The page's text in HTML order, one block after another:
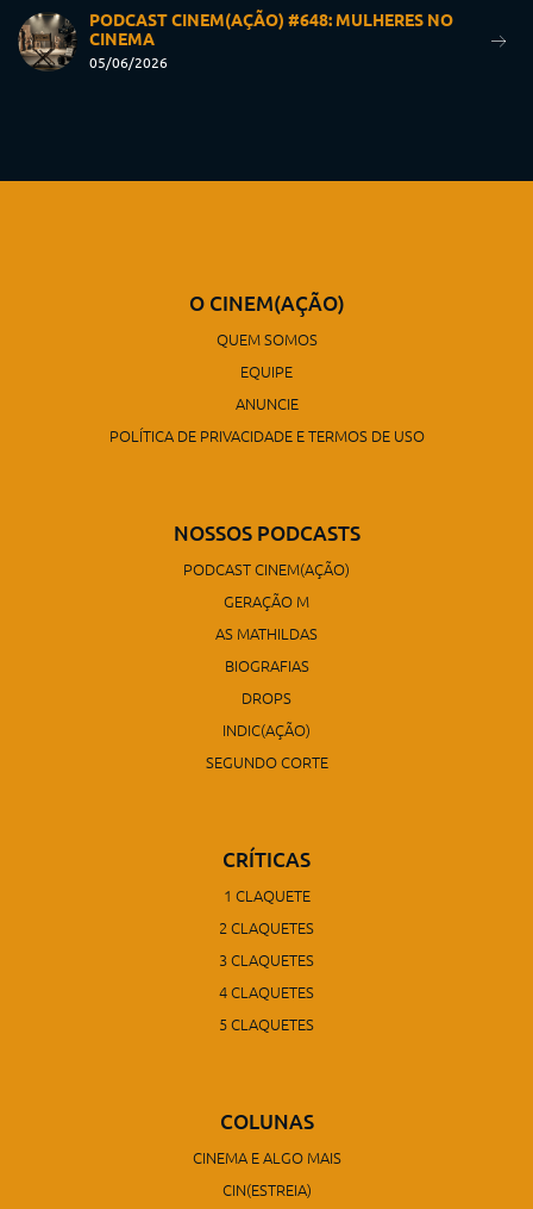
PODCAST CINEM(AÇÃO) #648: MULHERES NO
CINEMA
05/06/2026
O CINEM(AÇÃO)
QUEM SOMOS
EQUIPE
ANUNCIE
POLÍTICA DE PRIVACIDADE E TERMOS DE USO
NOSSOS PODCASTS
PODCAST CINEM(AÇÃO)
GERAÇÃO M
AS MATHILDAS
BIOGRAFIAS
DROPS
INDIC(AÇÃO)
SEGUNDO CORTE
CRÍTICAS
1 CLAQUETE
2 CLAQUETES
3 CLAQUETES
4 CLAQUETES
5 CLAQUETES
COLUNAS
CINEMA E ALGO MAIS
CIN(ESTREIA)